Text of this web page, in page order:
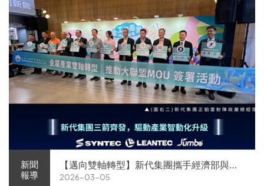
新聞
報導
【邁向雙軸轉型】新代集團攜手經濟部與金
屬中心簽署MOU 領航 AI機器人智慧智造
2026-03-05